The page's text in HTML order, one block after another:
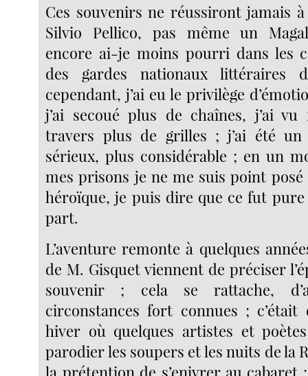
Ces souvenirs ne réussiront jamais
Silvio Pellico, pas même un
encore ai-je moins pourri dans les
des gardes nationaux littéraires
cependant, j’ai eu le privilège
j’ai secoué plus de chaînes, j’ai
travers plus de grilles ; j’ai été
sérieux, plus considérable ; en un
mes prisons je ne me suis point
héroïque, je puis dire que ce fut
part.
L’aventure remonte à quelques
de M. Gisquet viennent de préciser
souvenir ; cela se rattache,
circonstances fort connues ;
hiver où quelques artistes et
parodier les soupers et les nuits de la